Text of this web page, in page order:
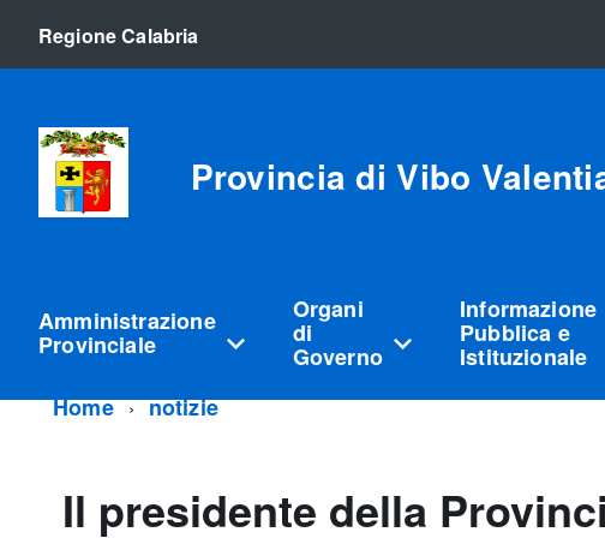
Regione Calabria
Provincia di Vibo
Amministrazione
Provinciale
Organi
di
Governo
Informazione
Pubblica e
Istituzionale
Home
notizie
Il presidente della